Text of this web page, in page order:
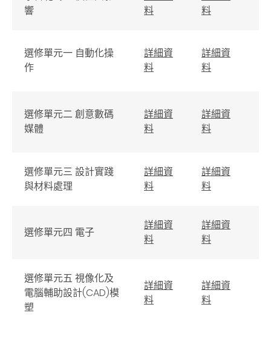
響
料
料
選修單元一 自動化操
作
詳細資
料
詳細資
料
選修單元二 創意數碼
媒體
詳細資
料
詳細資
料
選修單元三 設計實踐
與材料處理
詳細資
料
詳細資
料
選修單元四 電子
詳細資
料
詳細資
料
選修單元五 視像化及
電腦輔助設計(CAD)模
塑
詳細資
料
詳細資
料